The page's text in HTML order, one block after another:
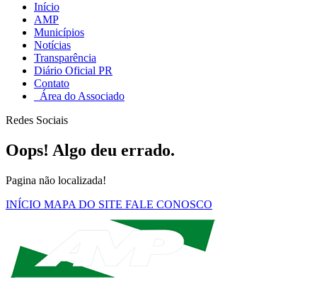
Início
AMP
Municípios
Notícias
Transparência
Diário Oficial PR
Contato
Área do Associado
Redes Sociais
Oops! Algo deu errado.
Pagina não localizada!
INÍCIO MAPA DO SITE FALE CONOSCO